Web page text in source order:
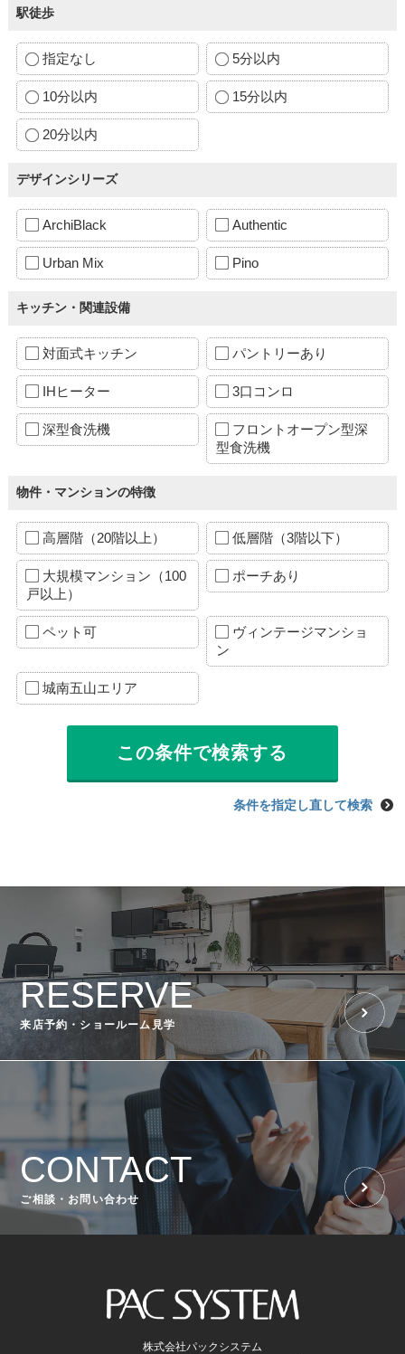
駅徒歩
指定なし 5分以内
10分以内 15分以内
20分以内
デザインシリーズ
ArchiBlack Authentic
Urban Mix Pino
キッチン・関連設備
対面式キッチン パントリーあり
IHヒーター 3口コンロ
深型食洗機
フロントオープン型深
型食洗機
物件・マンションの特徴
高層階（20階以上） 低層階（3階以下）
大規模マンション（100
戸以上）
ポーチあり
ペット可
ヴィンテージマンショ
ン
城南五山エリア
条件を指定し直して検索
RESERVE
来店予約・ショールーム見学
CONTACT
ご相談・お問い合わせ
株式会社パックシステム